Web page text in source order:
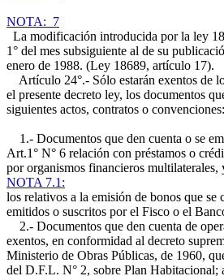
NOTA: 7
La modificación introducida por la ley
1° del mes subsiguiente al de su
enero de 1988. (Ley 18689, artículo 17).
Artículo 24°.- Sólo estarán exentos de
el presente decreto ley, los documentos
siguientes actos, contratos o convenciones:
1.- Documentos que den cuenta o se
Art.1° N° 6 relación con préstamos o
por organismos financieros multilaterales,
NOTA 7.1:
los relativos a la emisión de bonos que se
emitidos o suscritos por el Fisco o el
2.- Documentos que den cuenta de
exentos, en conformidad al decreto
Ministerio de Obras Públicas, de 1960,
del D.F.L. N° 2, sobre Plan Habitacional;